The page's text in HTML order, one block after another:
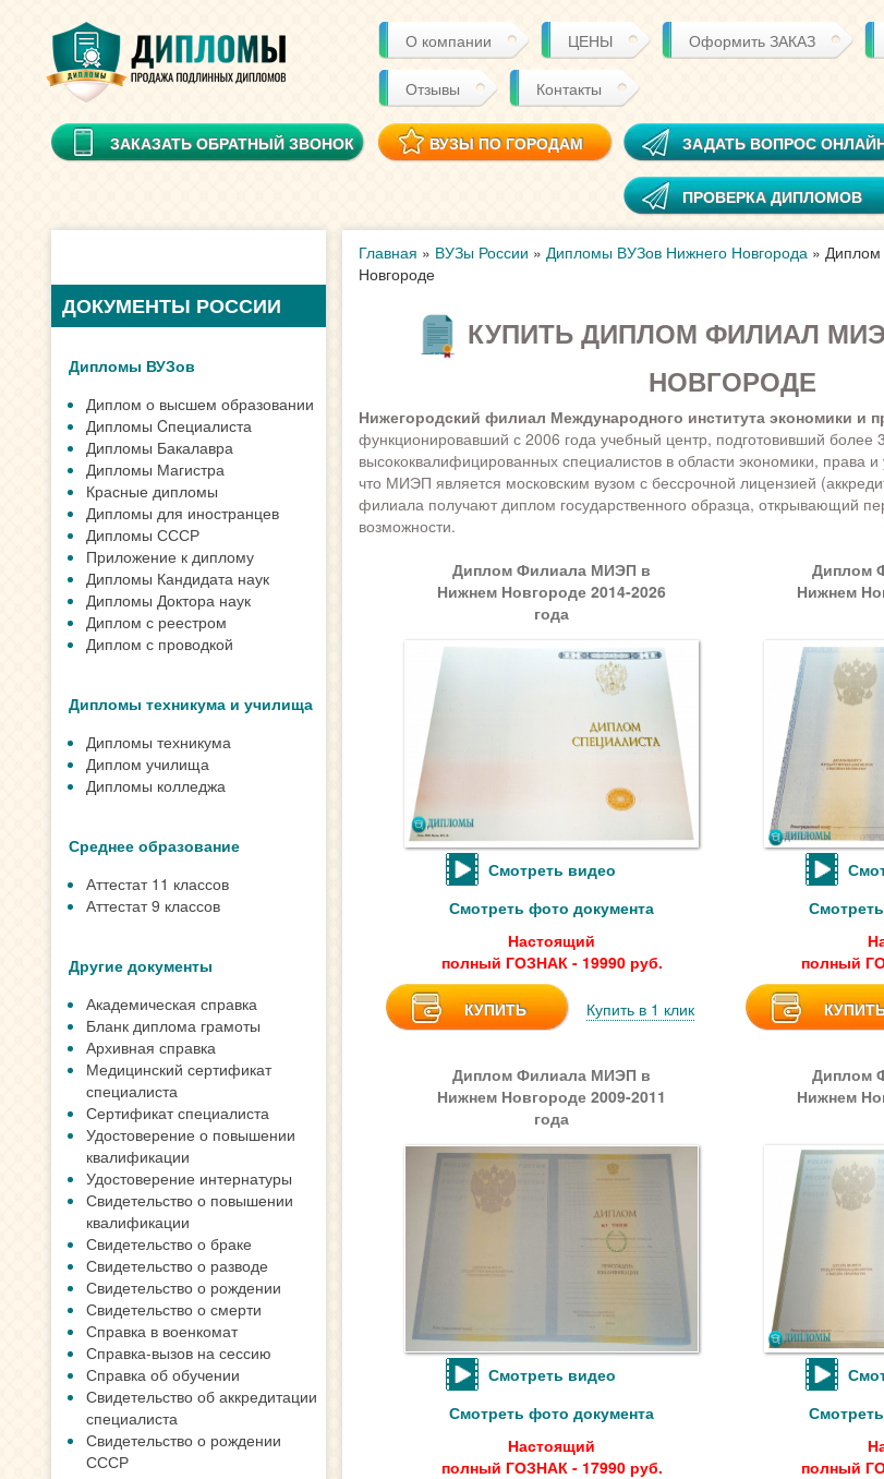
О компании ЦЕНЫ Оформить ЗАКАЗ
Отзывы Контакты
ЗАКАЗАТЬ ОБРАТНЫЙ ЗВОНОК ВУЗЫ ПО ГОРОДАМ ЗАДАТЬ ВОПРОС
ПРОВЕРКА ДИПЛОМОВ
ДОКУМЕНТЫ РОССИИ
Дипломы ВУЗов
Диплом о высшем образовании
Дипломы Cпециалиста
Дипломы Бакалавра
Дипломы Магистра
Красные дипломы
Дипломы для иностранцев
Дипломы СССР
Приложение к диплому
Дипломы Кандидата наук
Дипломы Доктора наук
Диплом с реестром
Диплом с проводкой
Дипломы техникума и училища
Дипломы техникума
Диплом училища
Дипломы колледжа
Среднее образование
Аттестат 11 классов
Аттестат 9 классов
Другие документы
Академическая справка
Бланк диплома грамоты
Архивная справка
Медицинский сертификат
специалиста
Сертификат специалиста
Удостоверение о повышении
квалификации
Удостоверение интернатуры
Свидетельство о повышении
квалификации
Свидетельство о браке
Свидетельство о разводе
Свидетельство о рождении
Свидетельство о смерти
Справка в военкомат
Справка-вызов на сессию
Справка об обучении
Свидетельство об аккредитации
специалиста
Свидетельство о рождении
СССР
Главная » ВУЗы России » Дипломы ВУЗов Нижнего Новгорода»
Новгороде
КУПИТЬ ДИПЛОМ ФИЛИАЛ
НОВГОРОДЕ
Нижегородский филиал Международного института экономики и
функционировавший с 2006 года учебный центр, подготовивший более
высококвалифицированных специалистов в области экономики, права
что МИЭП является московским вузом с бессрочной лицензией
филиала получают диплом государственного образца, открывающий
возможности.
Диплом Филиала МИЭП в
Нижнем Новгороде 2014-2026
года
Смотреть видео
Смотреть фото документа
Настоящий
полный ГОЗНАК - 19990 руб.
КУПИТЬ Купить в 1 клик
Диплом
Нижнем
полный
Диплом Филиала МИЭП в
Нижнем Новгороде 2009-2011
года
Смотреть видео
Смотреть фото документа
Настоящий
полный ГОЗНАК - 17990 руб.
Диплом
Нижнем
полный